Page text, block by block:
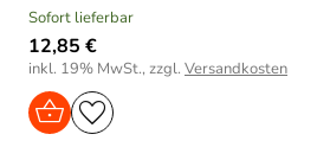
Sofort lieferbar
12,85 €
inkl. 19% MwSt., zzgl. Versandkosten